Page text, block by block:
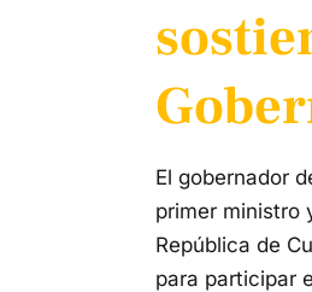
El gobernador
primer ministro
República de
para participar